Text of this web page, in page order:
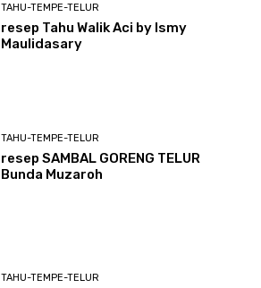
TAHU-TEMPE-TELUR
resep Tahu Walik Aci by Ismy
Maulidasary
TAHU-TEMPE-TELUR
resep SAMBAL GORENG TELUR
Bunda Muzaroh
TAHU-TEMPE-TELUR